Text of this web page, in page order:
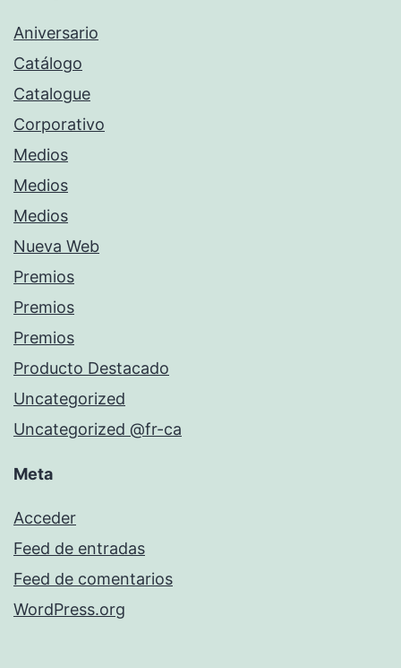
Aniversario
Catálogo
Catalogue
Corporativo
Medios
Medios
Medios
Nueva Web
Premios
Premios
Premios
Producto Destacado
Uncategorized
Uncategorized @fr-ca
Meta
Acceder
Feed de entradas
Feed de comentarios
WordPress.org